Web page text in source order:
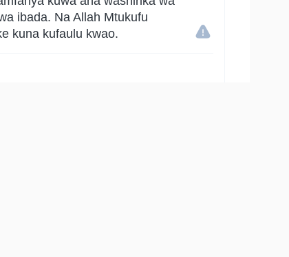
ibada. Na Allah Mtukufu
kuna kufaulu kwao.